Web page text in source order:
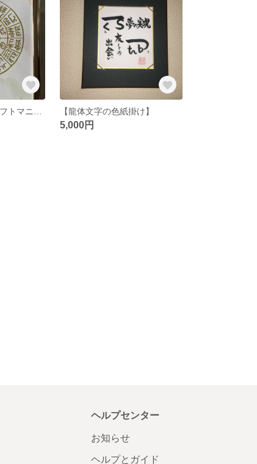
【龍体文字の色紙掛け】
5,000円
ヘルプセンター
お知らせ
ヘルプとガイド